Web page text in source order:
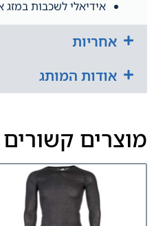
אידיאלי לשכבות במזג
אחריות
אודות המותג
מוצרים קשורים